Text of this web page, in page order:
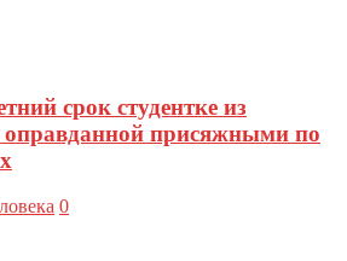
срок студентке из
присяжными по
0